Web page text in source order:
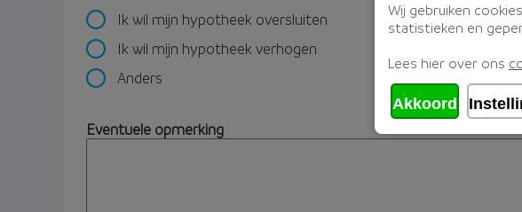
Ik wil mijn hypotheek oversluiten
Ik wil mijn hypotheek verhogen
Anders
Eventuele opmerking
Wij gebruiken
statistieken en
Lees hier over ons
Akkoord